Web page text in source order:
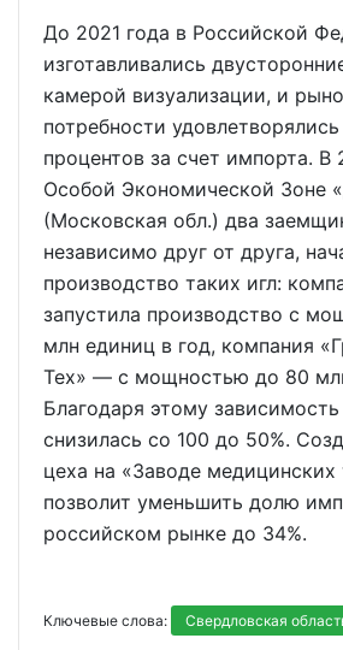
До 2021 года в Российской
изготавливались
камерой визуализации, и
потребности
процентов за счет импорта. В
Особой Экономической Зоне
(Московская обл.) два
независимо друг от друга,
производство таких игл:
запустила производство с
млн единиц в год, компания
Тех» — с мощностью до 80
Благодаря этому
снизилась со 100 до 50%.
цеха на «Заводе медицинских
позволит уменьшить долю
российском рынке до 34%.
Ключевые слова: Свердловская